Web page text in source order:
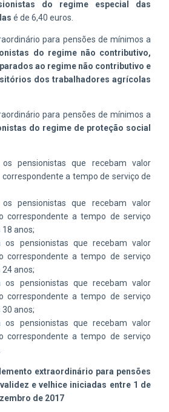
do regime especial das
é de 6,40 euros.
para pensões de mínimos a
do regime não contributivo,
ao regime não contributivo e
dos trabalhadores agrícolas
para pensões de mínimos a
do regime de proteção social
pensionistas que recebam valor
a tempo de serviço de
pensionistas que recebam valor
correspondente atempo de serviço
18 anos;
os pensionistas que recebam valor
correspondente atempo de serviço
24 anos;
os pensionistas que recebam valor
correspondente atempo de serviço
30 anos;
os pensionistas que recebam valor
correspondente atempo de serviço
extraordinário para pensões
e velhice iniciadas entre 1 de
de 2017